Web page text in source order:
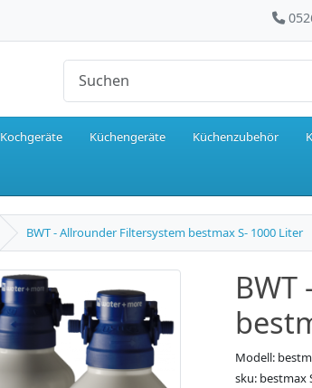
Kochgeräte Küchengeräte Küchenzubehör
BWT - Allrounder Filtersystem bestmax S- 1000 Liter
Modell:
sku: bestmax